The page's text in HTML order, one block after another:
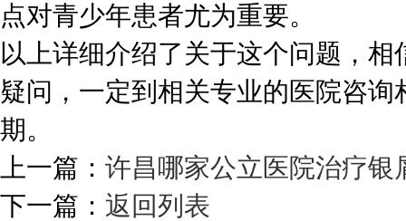
点对青少年患者尤为重要。
以上详细介绍了关于这个问题，
疑问，一定到相关专业的医院咨
期。
上一篇： 许昌哪家公立医院治疗银
下一篇： 返回列表